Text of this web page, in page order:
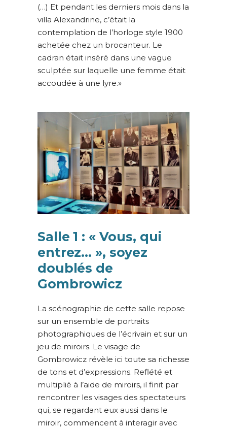
(…) Et pendant les derniers mois dans la
villa Alexandrine, c’était la
contemplation de l’horloge style 1900
achetée chez un brocanteur. Le
cadran était inséré dans une vague
sculptée sur laquelle une femme était
accoudée à une lyre.»
Salle 1 : « Vous, qui
entrez… », soyez
doublés de
Gombrowicz
La scénographie de cette salle repose
sur un ensemble de portraits
photographiques de l’écrivain et sur un
jeu de miroirs. Le visage de
Gombrowicz révèle ici toute sa richesse
de tons et d’expressions. Reflété et
multiplié à l’aide de miroirs, il finit par
rencontrer les visages des spectateurs
qui, se regardant eux aussi dans le
miroir, commencent à interagir avec